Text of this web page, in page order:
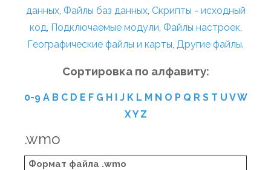
данных, Файлы баз данных, Скрипты - исходный
код, Подключаемые модули, Файлы настроек,
Географические файлы и карты, Другие файлы.
Сортировка по алфавиту:
0-9 A B C D E F G H I J K L M N O P Q R S T U VW
XY Z
.wmo
Формат файла .wmo